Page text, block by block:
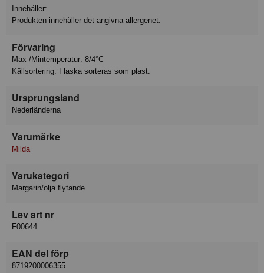
Innehåller:
Produkten innehåller det angivna allergenet.
Förvaring
Max-/Mintemperatur: 8/4°C
Källsortering: Flaska sorteras som plast.
Ursprungsland
Nederländerna
Varumärke
Milda
Varukategori
Margarin/olja flytande
Lev art nr
F00644
EAN del förp
8719200006355